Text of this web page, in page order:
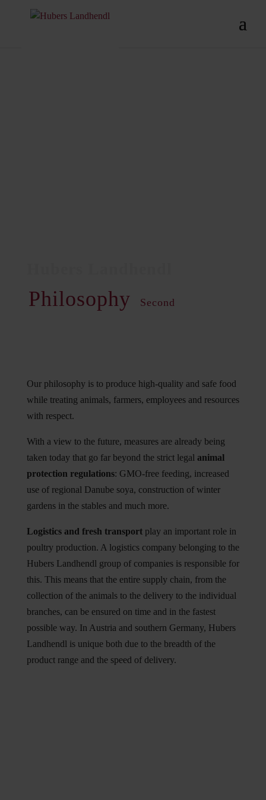
Philosophy Second
Our philosophy is to produce high-quality and safe food
while treating animals, farmers, employees and resources
with respect.
With a view to the future, measures are already being
taken today that go far beyond the strict legal animal
protection regulations: GMO-free feeding, increased
use of regional Danube soya, construction of winter
gardens in the stables and much more.
Logistics and fresh transportplay an important role in
poultry production. A logistics company belonging to the
Hubers Landhendl group of companies is responsible for
this. This means that the entire supply chain, from the
collection of the animals to the delivery to the individual
branches, can be ensured on time and in the fastest
possible way. In Austria and southern Germany, Hubers
Landhendl is unique both due to the breadth of the
product range and the speed of delivery.